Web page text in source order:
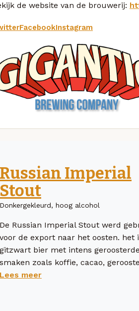
de website van de brouwerij:
FacebookInstagram
Russian Imperial
Stout
Donkergekleurd, hoog alcohol
De Russian Imperial Stout werd
voor de export naar het oosten. het
gitzwart bier met intens
smaken zoals koffie, cacao,
Lees meer